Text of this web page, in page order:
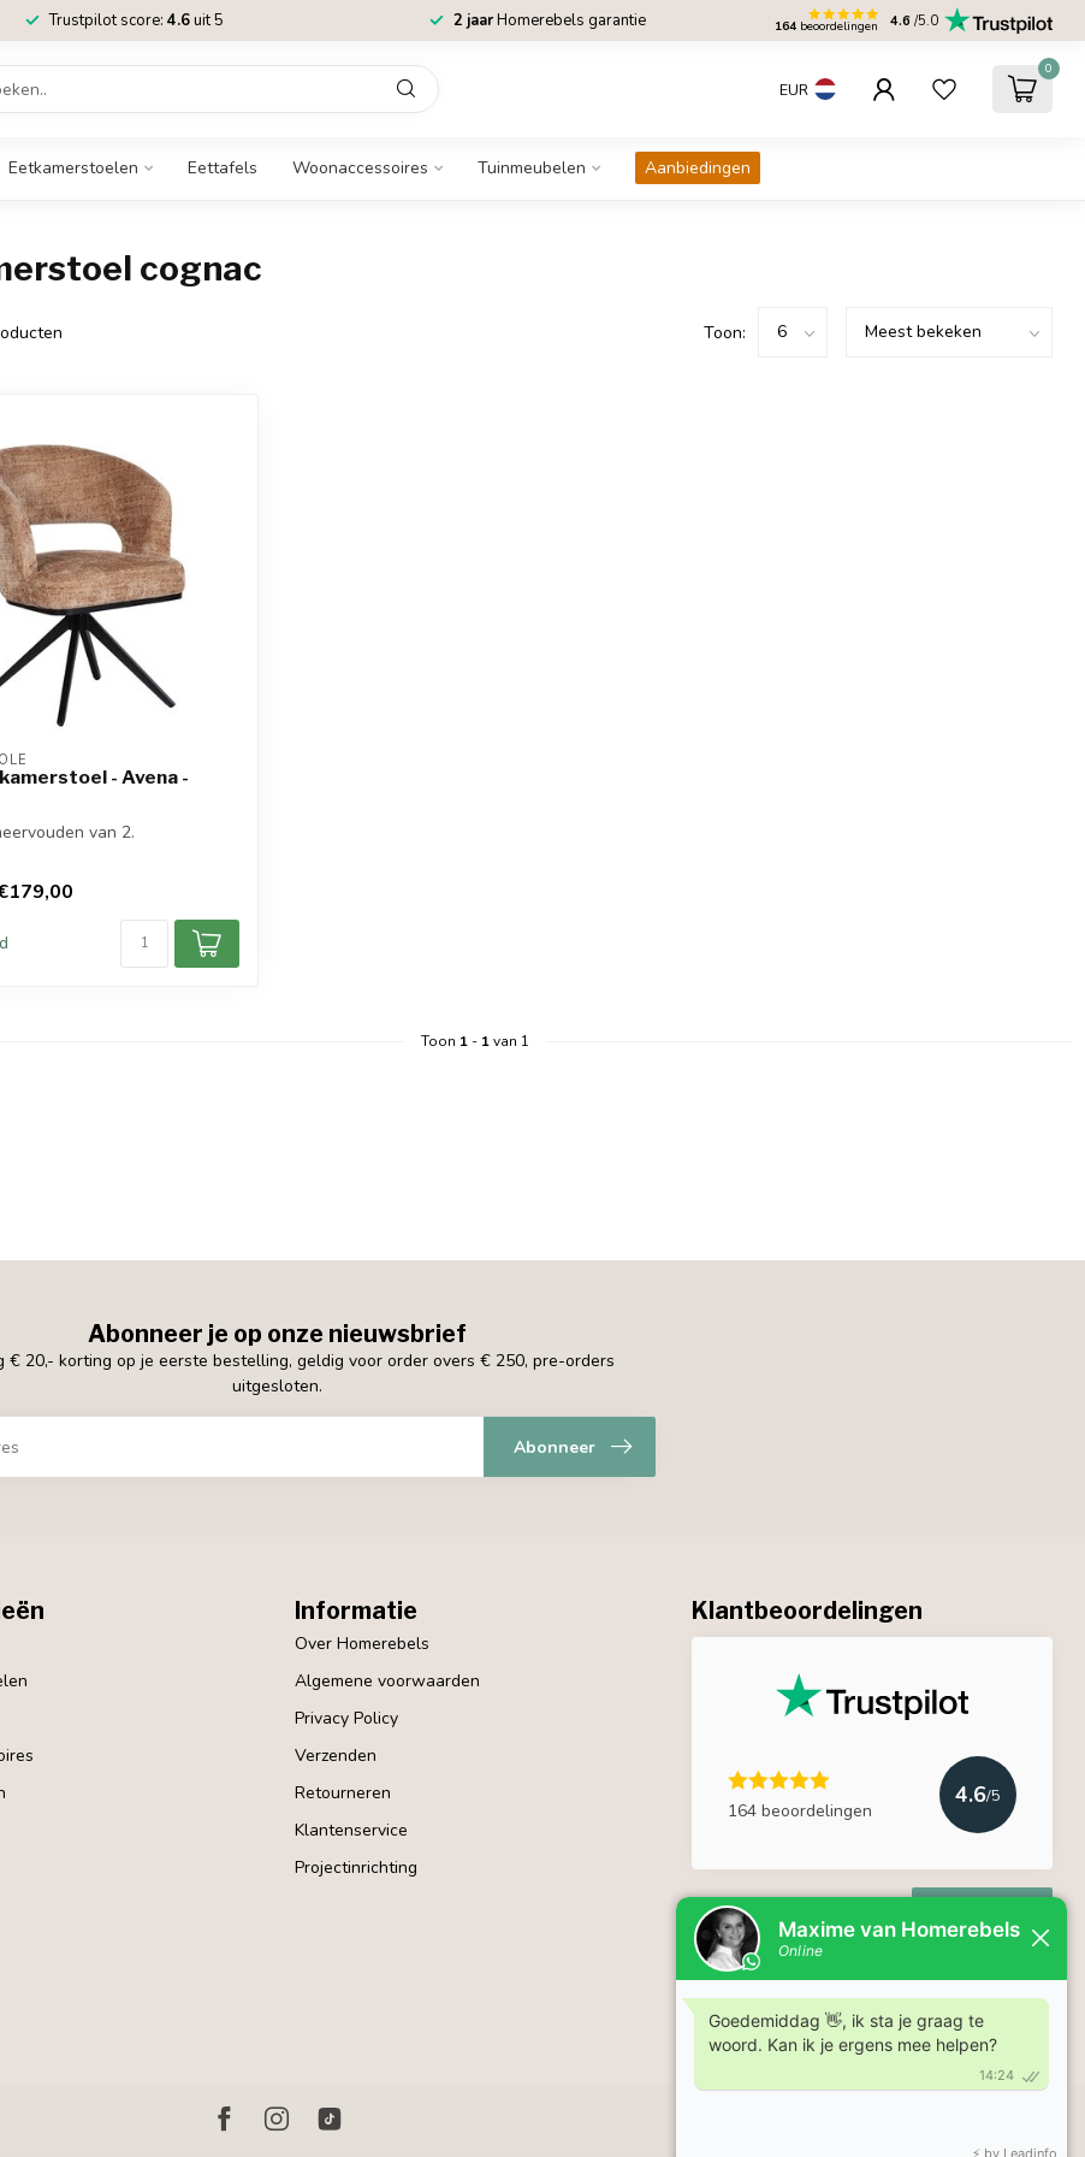
Trustpilot score: 4.6uit 5 2 jaarHomerebels garantie 164 beoordelingen 4.6 /5.0
EUR
0
Eetkamerstoelen Eettafels Woonaccessoires Tuinmeubelen Aanbiedingen
cognac
Toon:
- Avena -
van 2.
Toon 1- 1van 1
Abonneer je op onze nieuwsbrief
€ 20,- korting op je eerste bestelling, geldig voor order overs € 250, pre-orders
uitgesloten.
Abonneer
Informatie
Over Homerebels
Algemene voorwaarden
Privacy Policy
Verzenden
Retourneren
Klantenservice
Projectinrichting
Klantbeoordelingen
164 beoordelingen
4.6/5